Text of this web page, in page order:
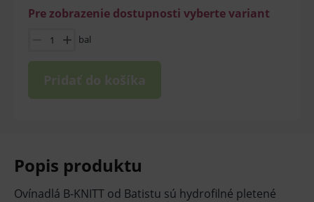
Pre zobrazenie dostupnosti vyberte variant
bal
Pridať do košíka
Popis produktu
Ovínadlá B-KNITT od Batistu sú hydrofilné pletené